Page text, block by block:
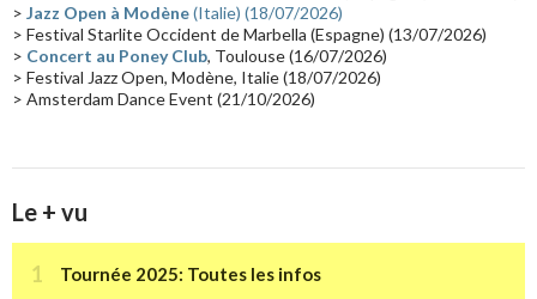
Tournée 2025(14) 2024(14) Chine(13)
> Jazz Open à Modène(Italie) (18/07/2026)
> Festival Starlite Occident de Marbella (Espagne) (13/07/2026)
> Concert au Poney Club, Toulouse (16/07/2026)
> Festival Jazz Open, Modène, Italie (18/07/2026)
> Amsterdam Dance Event (21/10/2026)
Le + vu